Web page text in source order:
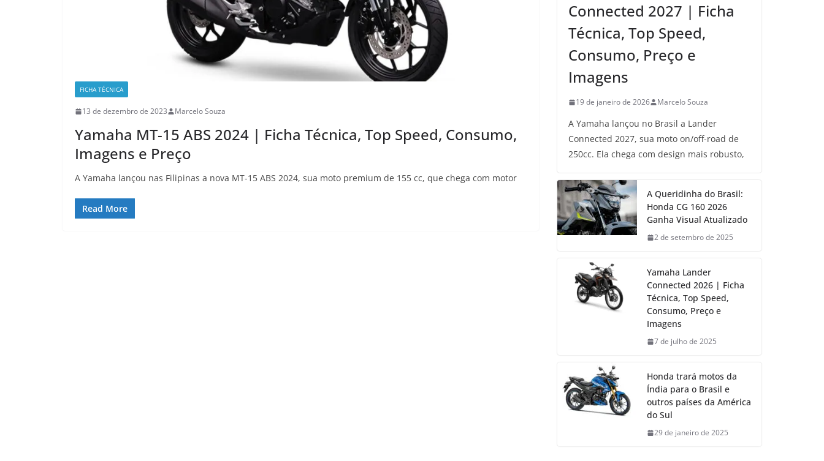
FICHA TÉCNICA
13 de dezembro de 2023 Marcelo Souza
Yamaha MT-15 ABS 2024 | Ficha Técnica, Top Speed, Consumo,
Imagens e Preço
A Yamaha lançou nas Filipinas a nova MT-15 ABS 2024, sua moto premium de 155 cc, que chega com motor
Read More
Connected 2027 | Ficha
Técnica, Top Speed,
Consumo, Preço e
Imagens
19 de janeiro de 2026 Marcelo Souza
A Yamaha lançou no Brasil a Lander
Connected 2027, sua moto on/off-road de
250cc. Ela chega com design mais robusto,
A Queridinha do Brasil:
Honda CG 160 2026
Ganha Visual Atualizado
2 de setembro de 2025
Yamaha Lander
Connected 2026 | Ficha
Técnica, Top Speed,
Consumo, Preço e
Imagens
7 de julho de 2025
Honda trará motos da
Índia para o Brasil e
outros países da América
do Sul
29 de janeiro de 2025